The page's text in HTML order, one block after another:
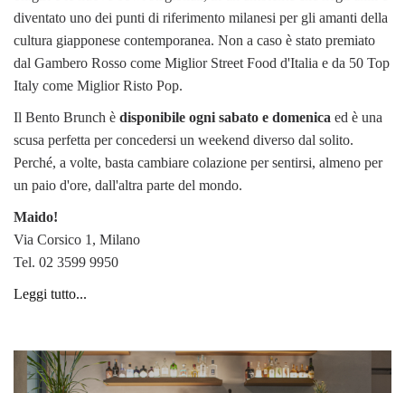
diventato uno dei punti di riferimento milanesi per gli amanti della
cultura giapponese contemporanea. Non a caso è stato premiato
dal Gambero Rosso come Miglior Street Food d'Italia e da 50 Top
Italy come Miglior Risto Pop.
Il Bento Brunch è disponibile ogni sabato e domenica ed è una
scusa perfetta per concedersi un weekend diverso dal solito.
Perché, a volte, basta cambiare colazione per sentirsi, almeno per
un paio d'ore, dall'altra parte del mondo.
Maido!
Via Corsico 1, Milano
Tel. 02 3599 9950
Leggi tutto...